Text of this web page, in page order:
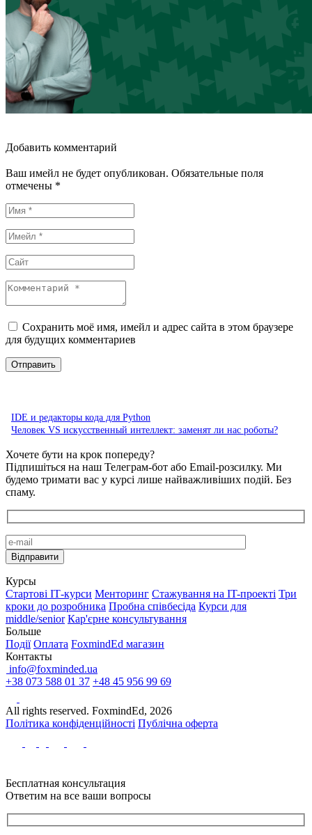
Добавить комментарий
Ваш имейл не будет опубликован. Обязательные поля
отмечены *
Сохранить моё имя, имейл и адрес сайта в этом браузере
для будущих комментариев
IDE и редакторы кода для Python
Человек VS искусственный интеллект: заменят ли нас роботы?
Хочете бути на крок попереду?
Підпишіться на наш Телеграм-бот або Email-розсилку. Ми
будемо тримати вас у курсі лише найважливіших подій. Без
спаму.
Курсы
Стартові IТ-курси Менторинг Стажування на IT-проекті Три
кроки до розробника Пробна співбесіда Курси для
middle/senior Кар'єрне консультування
Больше
Події Оплата FoxmindEd магазин
Контакты
info@foxminded.ua
+38 073 588 01 37 +48 45 956 99 69
All rights reserved. FoxmindEd, 2026
Політика конфіденційності Публічна оферта
Бесплатная консультация
Ответим на все ваши вопросы